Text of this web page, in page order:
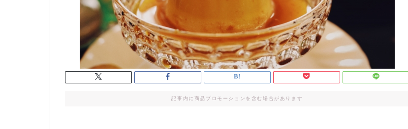
記事内に商品プロモーションを含む場合があります